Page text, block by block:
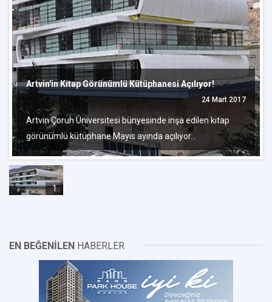
Artvin'in Kitap Görünümlü Kütüphanesi Açılıyor!
24 Mart 2017
Artvin Çoruh Üniversitesi bünyesinde inşa edilen kitap
görünümlü kütüphane Mayıs ayında açılıyor...
1
EN BEĞENİLEN HABERLER